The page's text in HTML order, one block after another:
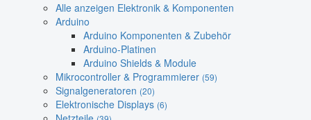
Alle anzeigen Elektronik & Komponenten
Arduino
Arduino Komponenten & Zubehör
Arduino-Platinen
Arduino Shields & Module
Mikrocontroller & Programmierer (59)
Signalgeneratoren (20)
Elektronische Displays (6)